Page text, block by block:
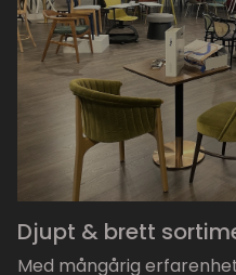
Djupt & brett
Med mångårig